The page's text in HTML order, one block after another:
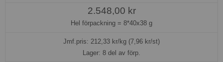
2.548,00 kr
Hel förpackning = 8*40x38 g
Jmf.pris: 212,33 kr/kg (7,96 kr/st)
Lager: 8 del av förp.